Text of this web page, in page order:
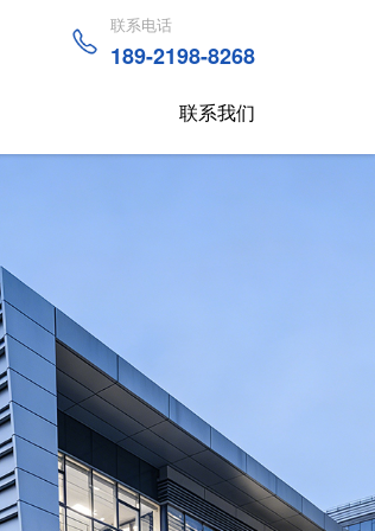
联系电话
189-2198-8268
联系我们